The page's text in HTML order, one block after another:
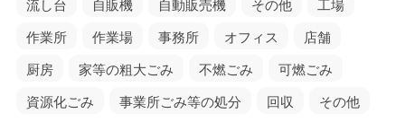
流し台 自販機 自動販売機 その他 工場
作業所 作業場 事務所 オフィス 店舗
厨房 家等の粗大ごみ 不燃ごみ 可燃ごみ
資源化ごみ 事業所ごみ等の処分 回収 その他